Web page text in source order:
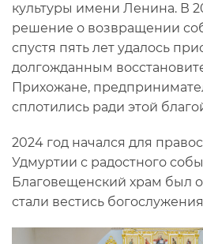
культуры имени Ленина. В
решение о возвращении
спустя пять лет удалось
долгожданным
Прихожане,
сплотились ради этой
2024 год начался для
Удмуртии с радостного
Благовещенский храм был
стали вестись